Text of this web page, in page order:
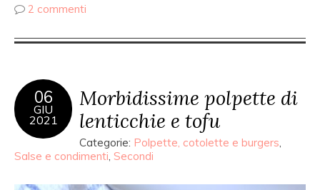
2 commenti
06
GIU
2021
Morbidissime polpette di
lenticchie e tofu
Categorie: Polpette, cotolette e burgers,
Salse e condimenti, Secondi